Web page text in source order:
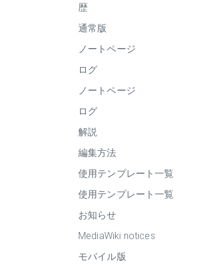
歴
通常版
ノートページ
ログ
ノートページ
ログ
解説
編集方法
使用テンプレート一覧
使用テンプレート一覧
お知らせ
MediaWiki notices
モバイル版